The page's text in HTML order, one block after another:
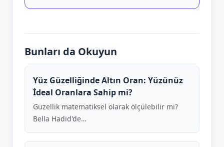
Bunları da Okuyun
Yüz Güzelliğinde Altın Oran: Yüzünüz
İdeal Oranlara Sahip mi?
Güzellik matematiksel olarak ölçülebilir mi?
Bella Hadid'de…